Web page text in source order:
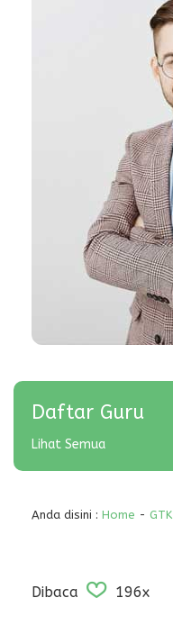
Daftar Guru
Lihat Semua
Anda disini : Home - GTK
Dibaca 196x